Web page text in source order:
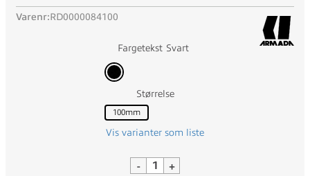
Varenr: RD0000084100
Fargetekst Svart
Størrelse
100mm
Vis varianter som liste
- +